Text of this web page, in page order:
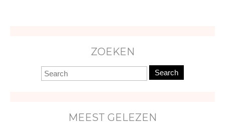
ZOEKEN
Search
MEEST GELEZEN